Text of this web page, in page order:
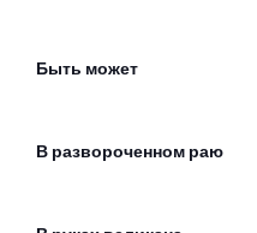
Быть может
В развороченном раю